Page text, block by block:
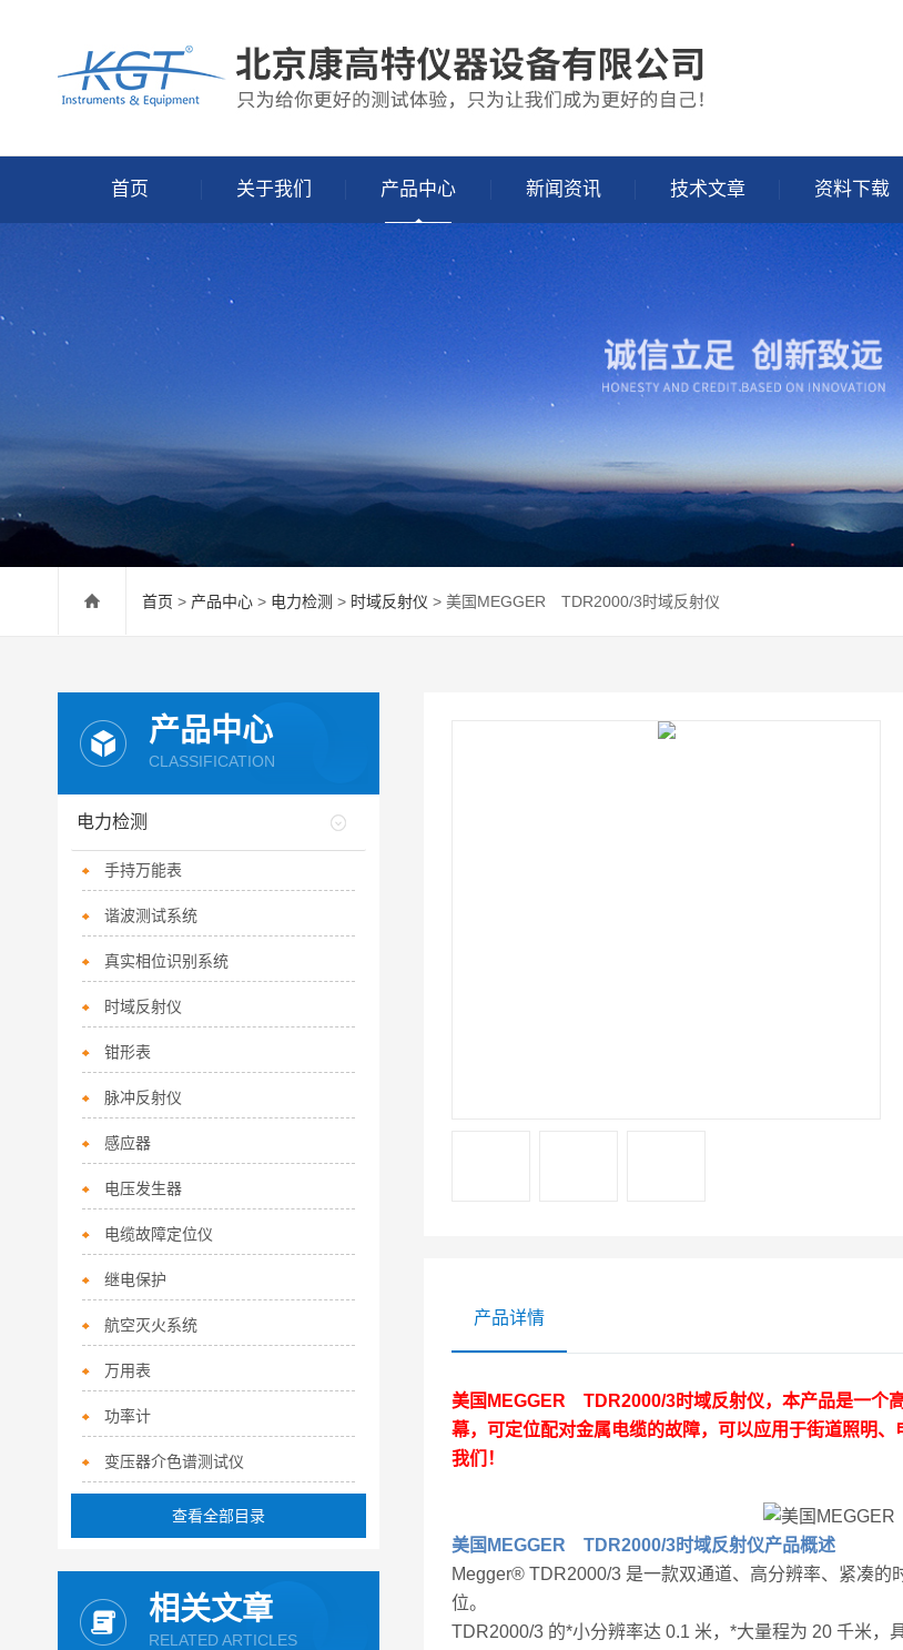
首页 关于我们 产品中心 新闻资讯 技术文章 资料下载
首页 > 产品中心 > 电力检测 > 时域反射仪 > 美国MEGGER TDR2000/3时域反射仪
产品详情
美国MEGGER TDR2000/3时域反射仪，本产品是一个
幕，可定位配对金属电缆的故障，可以应用于街道照明
我们！
美国MEGGER TDR2000/3时域反射仪产品概述
Megger® TDR2000/3 是一款双通道、高分辨率、紧凑
位。
TDR2000/3 的*小分辨率达 0.1 米，*大量程为 20 千米，
产品中心
CLASSIFICATION
电力检测
手持万能表
谐波测试系统
真实相位识别系统
时域反射仪
钳形表
脉冲反射仪
感应器
电压发生器
电缆故障定位仪
继电保护
航空灭火系统
万用表
功率计
变压器介色谱测试仪
查看全部目录
相关文章
RELATED ARTICLES